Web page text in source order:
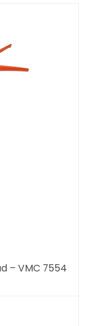
– VMC 7554